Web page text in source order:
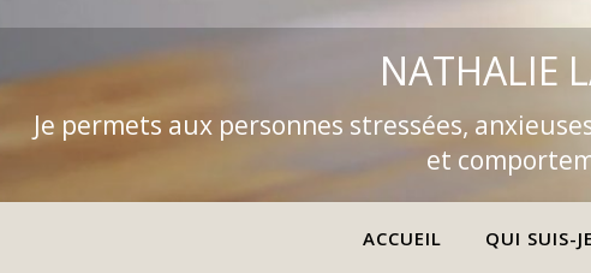
NATHALIE
Je permets aux personnes stressées,
et
ACCUEIL QUI SUIS-JE